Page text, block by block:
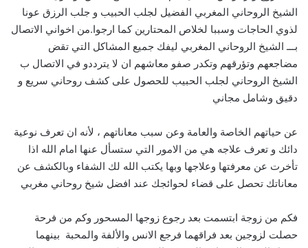
الشيخ الروحاني المغربي الفضيل لجلب الحبيب و جلب الرزق عونا
لذوي الحاجات وسببا لخلاص المحتارين كما ارجوا.من اخواني الاتصال
بـــ الشيخ الروحاني المغربي ليفك جميع المشاكل التي تقض
مضاجعهم وتؤرقهم وتكدر صفو معاشهم ان لا يترددو في الاتصال ب
الشيخ الروحاني لجلب الحبيب للحصول على كشف روحاني سريع و
دقيق وشامل مجاني
عن حياتهم الخاصة والعامة وعن سبب معاناتهم ، لأنه ان تعرف نوعية
دائك و تعرف علاجه هي من الامور التي ستسأل عنها امام الله اذا
تأخرت عن معرفتها وعلاجها وبها يكتب الله لك الشفاء وبالكشف عن
معاناتك تحصل على قضاء لحوائجك عند افضل شيخ روحاني مغربي
فكم من زوجة ابتسمت بعد رجوع زوجها المسحور وكم من فرحة
حصلت لزوجين بعد فراقهما فرجع الانس والألفة والمحبة بينهما